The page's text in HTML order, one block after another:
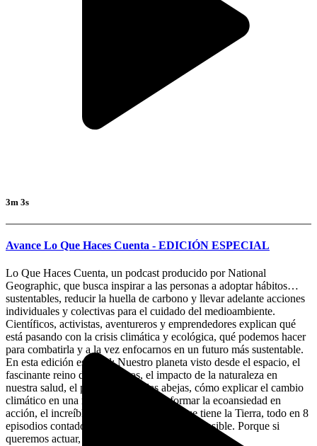
3m 3s
Avance Lo Que Haces Cuenta - EDICIÓN ESPECIAL
Lo Que Haces Cuenta, un podcast producido por National
Geographic, que busca inspirar a las personas a adoptar hábitos
sustentables, reducir la huella de carbono y llevar adelante acciones
individuales y colectivas para el cuidado del medioambiente.
Científicos, activistas, aventureros y emprendedores explican qué
está pasando con la crisis climática y ecológica, qué podemos hacer
para combatirla y a la vez enfocarnos en un futuro más sustentable.
En esta edición especial: Nuestro planeta visto desde el espacio, el
fascinante reino de los hongos, el impacto de la naturaleza en
nuestra salud, el papel clave de las abejas, cómo explicar el cambio
climático en una reunión, cómo transformar la ecoansiedad en
acción, el increíble poder de resiliencia que tiene la Tierra, todo en 8
episodios contados de la manera más breve posible. Porque si
queremos actuar, el tiempo también cuenta.